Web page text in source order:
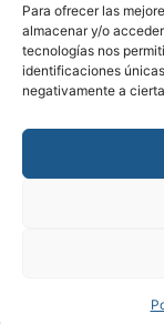
Para ofrecer las
almacenar y/o
tecnologías nos
identificaciones
negativamente a